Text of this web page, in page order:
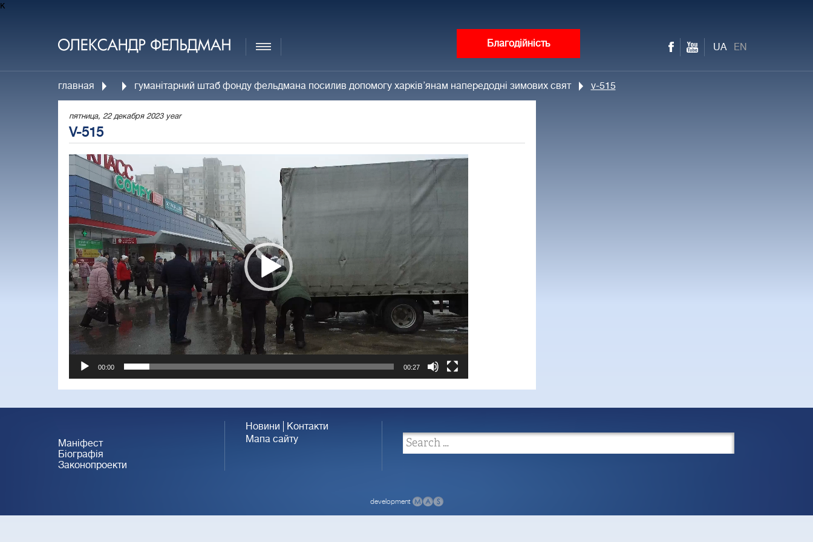
к
Благодійність UA EN
главная гуманітарний штаб фонду фельдмана посилив допомогу харків’янам напередодні зимових свят v-515
пятница, 22 декабря 2023 year
V-515
Video
Player
00:00 00:27
Маніфест
Біографія
Законопроекти
Новини
Контакти
Мапа сайту
development